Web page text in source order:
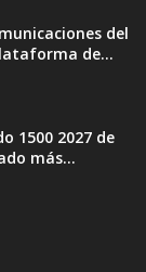
del
de...
1500 2027 de
más...